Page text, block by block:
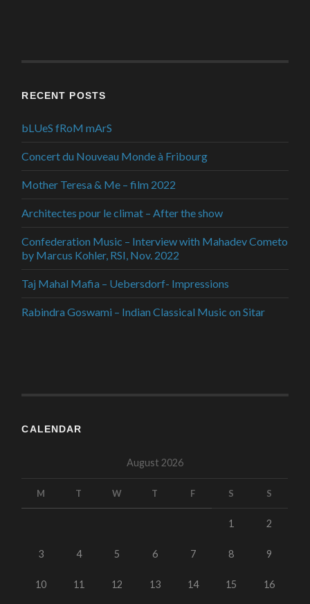
RECENT POSTS
bLUeS fRoM mArS
Concert du Nouveau Monde à Fribourg
Mother Teresa & Me – film 2022
Architectes pour le climat – After the show
Confederation Music – Interview with Mahadev Cometo
by Marcus Kohler, RSI, Nov. 2022
Taj Mahal Mafia – Uebersdorf- Impressions
Rabindra Goswami – Indian Classical Music on Sitar
CALENDAR
August 2026
M T W T F S S
1 2
3 4 5 6 7 8 9
10 11 12 13 14 15 16